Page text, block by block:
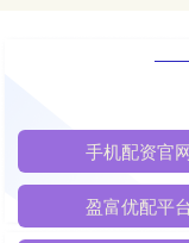
手机配资官
盈富优配平